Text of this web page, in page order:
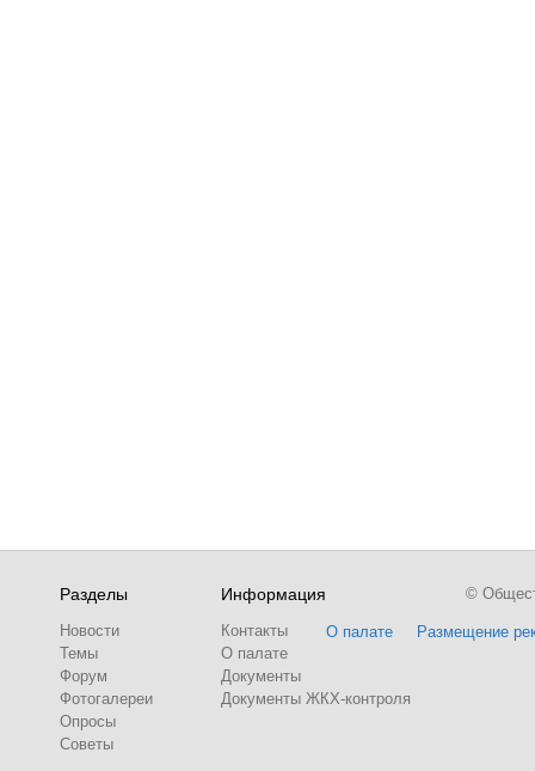
Разделы
Новости
Темы
Форум
Фотогалереи
Опросы
Советы
Информация
Контакты
О палате
Документы
Документы ЖКХ-контроля
О палате Размещение
©